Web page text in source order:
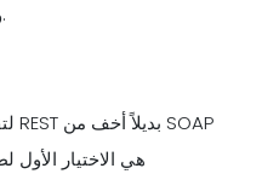
الطرق شيوعًا لتكامل واجهة برمجة تطبيقات Salesforce ويمكن العثور عليها في المؤسسات الكبيرة.